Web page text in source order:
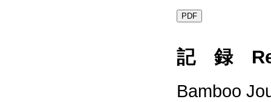
PDF
記 録
Bamboo